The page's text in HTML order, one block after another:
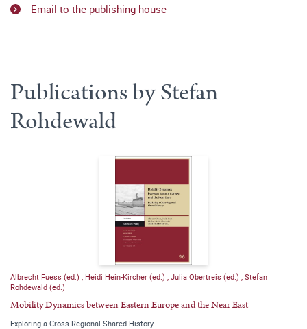
Email to the publishing house
Publications by Stefan
Rohdewald
Albrecht Fuess (ed.) Heidi Hein-Kircher (ed.) Julia Obertreis (ed.) Stefan
Rohdewald (ed.)
Mobility Dynamics between Eastern Europe and the Near East
Exploring a Cross-Regional Shared History